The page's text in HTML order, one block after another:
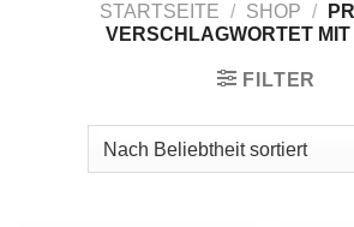
STARTSEITE / SHOP /
VERSCHLAGWORTET MIT
FILTER